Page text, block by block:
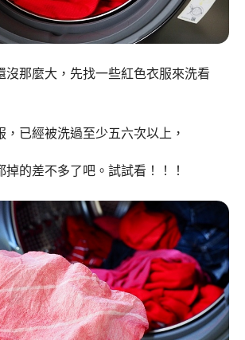
沒那麼大，先找一些紅色衣服來洗看
已經被洗過至少五六次以上，
的差不多了吧。試試看！！！